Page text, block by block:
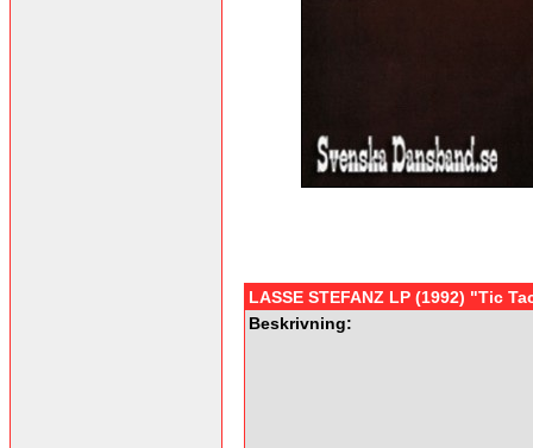
LASSE STEFANZ LP (1992) "Tic
Beskrivning: